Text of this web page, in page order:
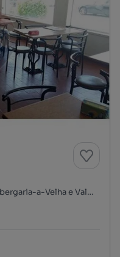
Avenida Máximo Albuquerque, Albergaria-a-Velha e Valmaior, Albergaria-a-Velha, Aveiro